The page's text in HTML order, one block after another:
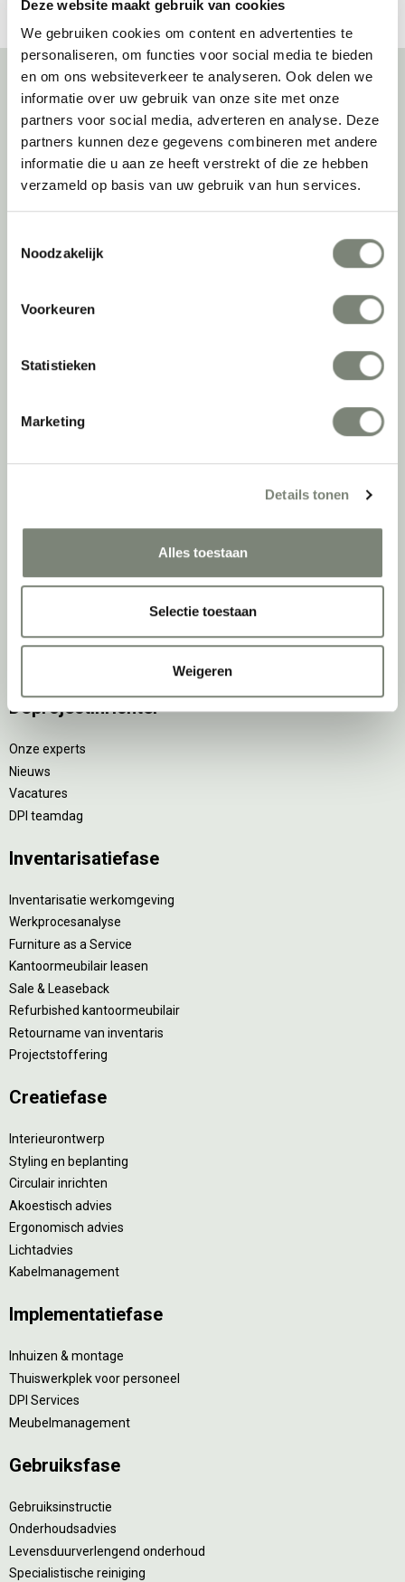
Deze website maakt gebruik van cookies
We gebruiken cookies om content en advertenties te
personaliseren, om functies voor social media te bieden
en om ons websiteverkeer te analyseren. Ook delen we
informatie over uw gebruik van onze site met onze
partners voor social media, adverteren en analyse. Deze
partners kunnen deze gegevens combineren met andere
informatie die u aan ze heeft verstrekt of die ze hebben
verzameld op basis van uw gebruik van hun services.
Noodzakelijk
Voorkeuren
Statistieken
Marketing
Details tonen
Alles toestaan
Selectie toestaan
Weigeren
Over deprojectinrichter
Als grootste onafhankelijke projectinrichter én expert op het gebied
van de beste werkomgeving zetten we ons dagelijks met veel
met het oog op nu; dankzij ons duurzame en circulaire karakter
kijken we ook naar de toekomst. Naar hoe we werkomgevingen een
Duo bureaus
Akoestische oplossingen
Scheidingswanden
Tafels
Elektrificatie
Deprojectinrichter
Onze experts
Nieuws
Vacatures
DPI teamdag
Inventarisatiefase
Inventarisatie werkomgeving
Werkprocesanalyse
Furniture as a Service
Kantoormeubilair leasen
Sale & Leaseback
Refurbished kantoormeubilair
Retourname van inventaris
Projectstoffering
Creatiefase
Interieurontwerp
Styling en beplanting
Circulair inrichten
Akoestisch advies
Ergonomisch advies
Lichtadvies
Kabelmanagement
Implementatiefase
Inhuizen & montage
Thuiswerkplek voor personeel
DPI Services
Meubelmanagement
Gebruiksfase
Gebruiksinstructie
Onderhoudsadvies
Levensduurverlengend onderhoud
Specialistische reiniging